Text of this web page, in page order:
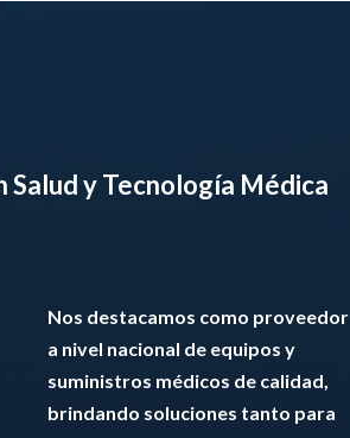
Salud y Tecnología Médica
Nos destacamos como proveedor
a nivel nacional de equipos y
suministros médicos de calidad,
brindando soluciones tanto para